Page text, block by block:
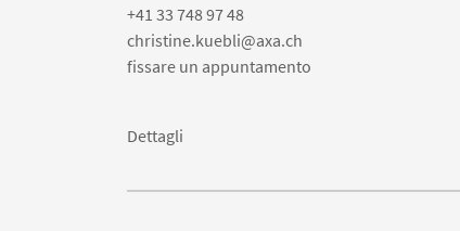
+41 33 748 97 48
christine.kuebli@axa.ch
fissare un appuntamento
Dettagli